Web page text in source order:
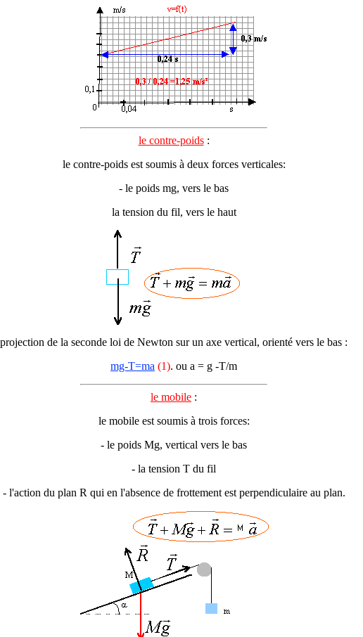
le contre-poids:
le contre-poids est soumis à deux forces verticales:
- le poids mg, vers le bas
la tension du fil, vers le haut
projection de la seconde loi de Newton sur un axe vertical, orienté vers le bas :
mg-T=ma (1). ou a = g -T/m
le mobile :
le mobile est soumis à trois forces:
- le poids Mg, vertical vers le bas
- la tension T du fil
- l'action du plan R qui en l'absence de frottement est perpendiculaire au plan.